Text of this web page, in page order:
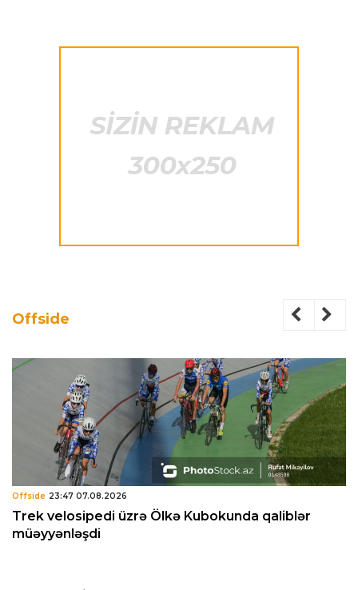
Offside
Offside 23:47 07.08.2026
Trek velosipedi üzrə Ölkə Kubokunda qaliblər
müəyyənləşdi